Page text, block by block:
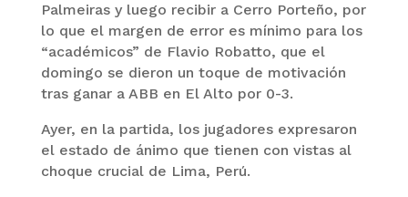
Palmeiras y luego recibir a Cerro Porteño, por
lo que el margen de error es mínimo para los
“académicos” de Flavio Robatto, que el
domingo se dieron un toque de motivación
tras ganar a ABB en El Alto por 0-3.
Ayer, en la partida, los jugadores expresaron
el estado de ánimo que tienen con vistas al
choque crucial de Lima, Perú.